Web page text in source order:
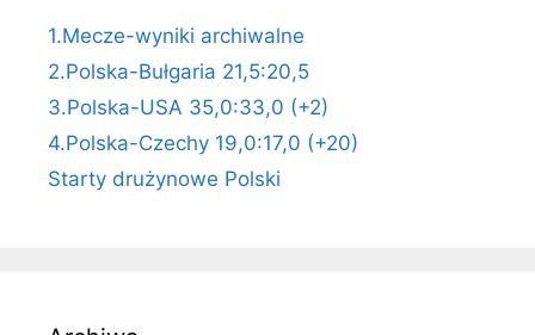
1.Mecze-wyniki archiwalne
2.Polska-Bułgaria 21,5:20,5
3.Polska-USA 35,0:33,0 (+2)
4.Polska-Czechy 19,0:17,0 (+20)
Starty drużynowe Polski